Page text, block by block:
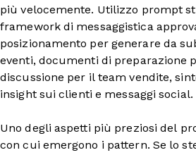
più velocemente. Utilizzo prompt
framework di messaggistica
posizionamento per generare da
eventi, documenti di preparazione
discussione per il team vendite,
insight sui clienti e messaggi social.
Uno degli aspetti più preziosi del
con cui emergono i pattern. Se lo